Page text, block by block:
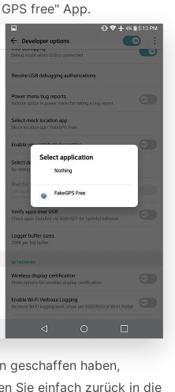
free" App.
geschaffen haben,
Sie einfach zurück in die